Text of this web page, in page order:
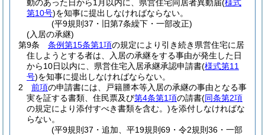
動のあった日から1月以内に、県営住宅同居者異動届(様式
第10号)を知事に提出しなければならない。
(平9規則37・旧第7条繰下・一部改正)
(入居の承継)
第9条
条例第15条第1項の規定により引き続き県営住宅に居
住しようとする者は、入居の承継をする事由が発生した日
から10日以内に、県営住宅入居承継承認申請書(様式第11
号)を知事に提出しなければならない。
2
前項の申請書には、戸籍謄本等入居の承継の事由となる事
実を証する書類、住民票及び第4条第1項の請書(同条第2項
の規定により添付すべき書類を含む。)を添付しなければな
らない。
(平9規則37・追加、平19規則69・令2規則36・一部